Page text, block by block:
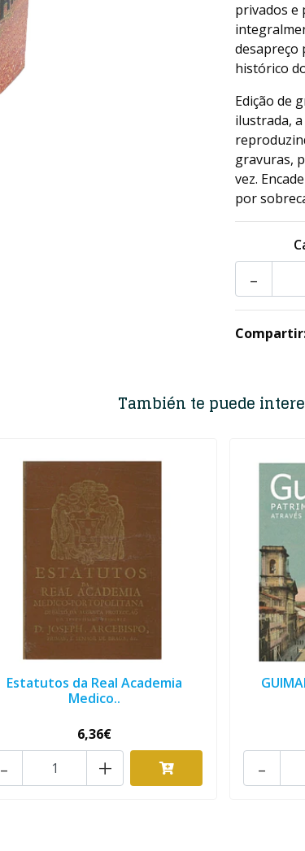
privados e
desapreço
histórico
Edição de
ilustrada,
gravuras,
vez.
por
-
También te puede
Estatutos da Real Academia
Medico..
6,36€
+
- -